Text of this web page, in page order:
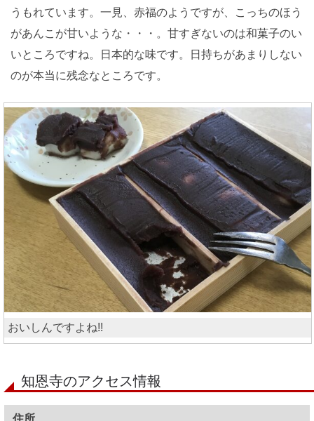
うもれています。一見、赤福のようですが、こっちのほう
があんこが甘いような・・・。甘すぎないのは和菓子のい
いところですね。日本的な味です。日持ちがあまりしない
のが本当に残念なところです。
おいしんですよね!!
知恩寺のアクセス情報
住所